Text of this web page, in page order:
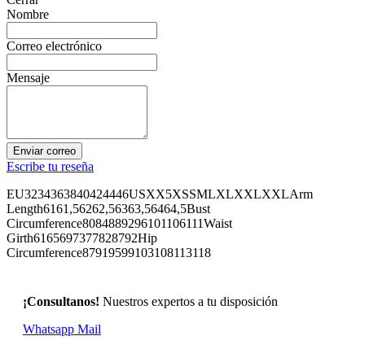
Nombre
Correo electrónico
Mensaje
Enviar correo
Escribe tu reseña
EU3234363840424446USXX5XSSMLXLXXLXXLArm
Length6161,56262,56363,56464,5Bust
Circumference8084889296101106111Waist
Girth6165697377828792Hip
Circumference87919599103108113118
¡Consultanos! Nuestros expertos a tu disposición
Whatsapp Mail